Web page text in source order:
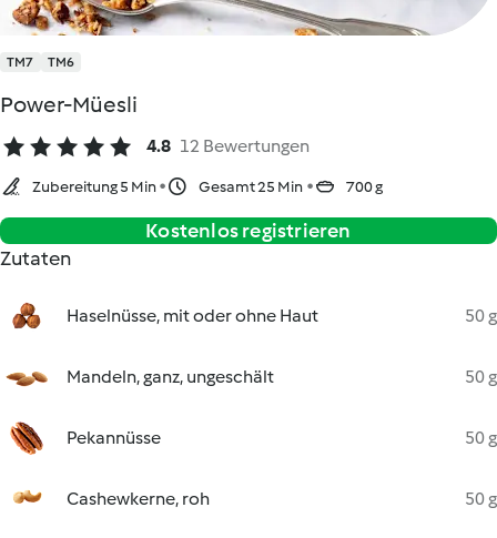
TM7 TM6
Power-Müesli
4.8 12 Bewertungen
Zubereitung 5 Min Gesamt 25 Min 700 g
Kostenlos registrieren
Zutaten
Haselnüsse, mit oder ohne Haut 50 g
Mandeln, ganz, ungeschält 50 g
Pekannüsse 50 g
Cashewkerne, roh 50 g